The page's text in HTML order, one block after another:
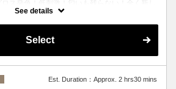
ラーのセットメニュー☆
See details
Select
Est. Duration：Approx. 2 hrs30 mins